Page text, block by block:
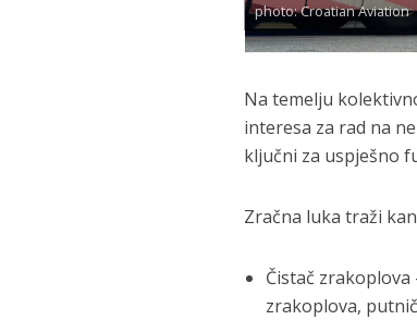
photo: Croatian Aviation
Na temelju
interesa za rad na
ključni za uspješno
Zračna luka traži
Čistač
zrakoplova,